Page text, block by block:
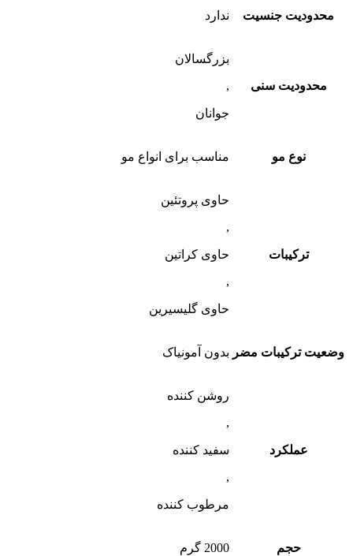
محدودیت جنسیت ندارد
محدودیت سنی
بزرگسالان
,
جوانان
نوع مو مناسب برای انواع مو
ترکیبات
حاوی پروتئین
,
حاوی کراتین
,
حاوی گلیسیرین
وضعیت ترکیبات مضر بدون آمونیاک
عملکرد
روشن کننده
,
سفید کننده
,
مرطوب کننده
حجم 2000 گرم